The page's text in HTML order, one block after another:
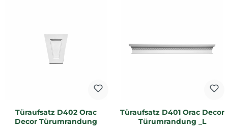
Türaufsatz D402 Orac
Decor Türumrandung
Türaufsatz D401 Orac Decor
Türumrandung _L